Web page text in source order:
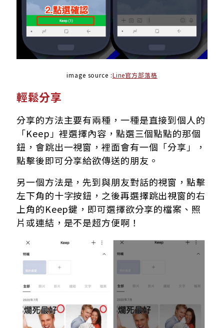
image source :Line官方部落格
輕鬆分享
分享的方法主要有兩種，一種是直接到個人的
「Keep」裡選擇內容，點選三個點點的那個
鈕，會跳出一視窗，裡面會有一個「分享」，
點擊後即可分享給欲傳送的朋友。
另一個方法是，先到與朋友對話的視窗，點擊
左下角的十字按鈕，之後再選擇跳出視窗的右
上角的Keep鍵，即可選擇欲分享的檔案、照
片或連結，是不是超方便啊！